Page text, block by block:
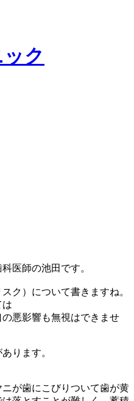
ク
医師の池田です。
ク）について書きますね。
は
悪影響も無視はできませ
ります。
が歯にこびりついて歯が黄